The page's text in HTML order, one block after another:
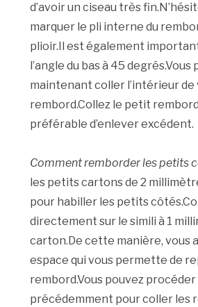
d’avoir un ciseau très
marquer le pli interne du
plioir.Il est également
l’angle du bas à 45 degrés.Vous
maintenant coller l’intérieur
rembord.Collez le petit
préférable d’enlever excédent.
Comment remborder les petits
les petits cartons de 2
pour habiller les petits
directement sur le simili à 1
carton.De cette manière, vous
espace qui vous permette de
rembord.Vous pouvez
précédemment pour coller les